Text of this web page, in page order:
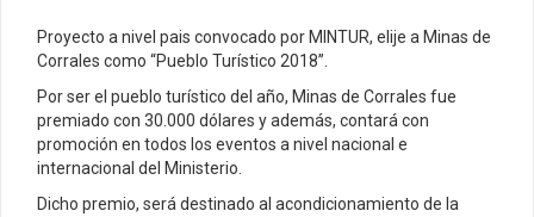
Proyecto a nivel pais convocado por MINTUR, elije a Minas de
Corrales como “Pueblo Turístico 2018”.
Por ser el pueblo turístico del año, Minas de Corrales fue
premiado con 30.000 dólares y además, contará con
promoción en todos los eventos a nivel nacional e
internacional del Ministerio.
Dicho premio, será destinado al acondicionamiento de la